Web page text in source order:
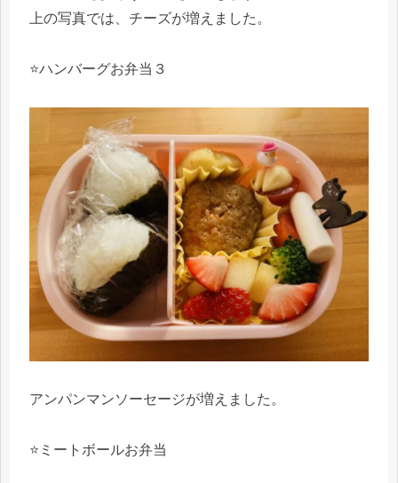
上の写真では、チーズが増えました。
⭐️ハンバーグお弁当３
アンパンマンソーセージが増えました。
⭐️ミートボールお弁当